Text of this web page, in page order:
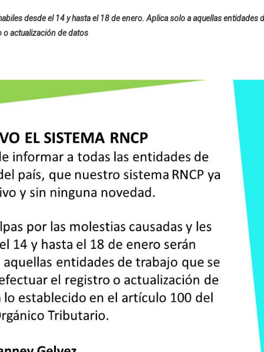
desde el 14 y hasta el 18 de enero. Aplica solo a aquellas entidades
o actualización de datos